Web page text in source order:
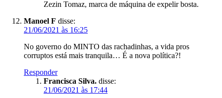
Zezin Tomaz, marca de máquina de expelir bosta.
Manoel F disse:
21/06/2021 às 16:25
No governo do MINTO das rachadinhas, a vida pros
corruptos está mais tranquila… É a nova política?!
Responder
Francisca Silva. disse:
21/06/2021 às 17:44